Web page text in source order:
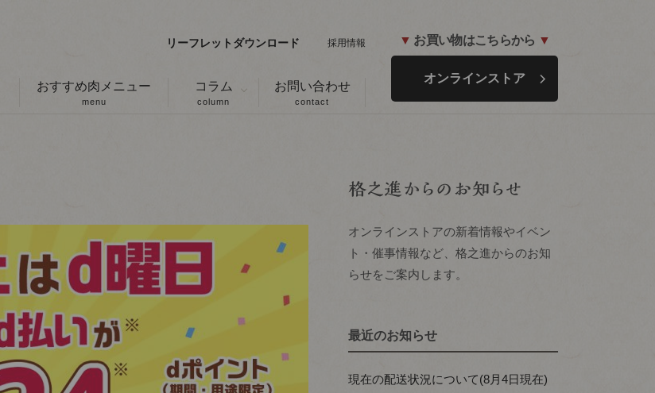
リーフレットダウンロード 採用情報
おすすめ肉メニュー
menu
コラム
column
お問い合わせ
contact
▼ お買い物はこちらから ▼
オンラインストア
オンラインストアの新着情報やイベン
ト・催事情報など、格之進からのお知
らせをご案内します。
最近のお知らせ
現在の配送状況について(8月4日現在)